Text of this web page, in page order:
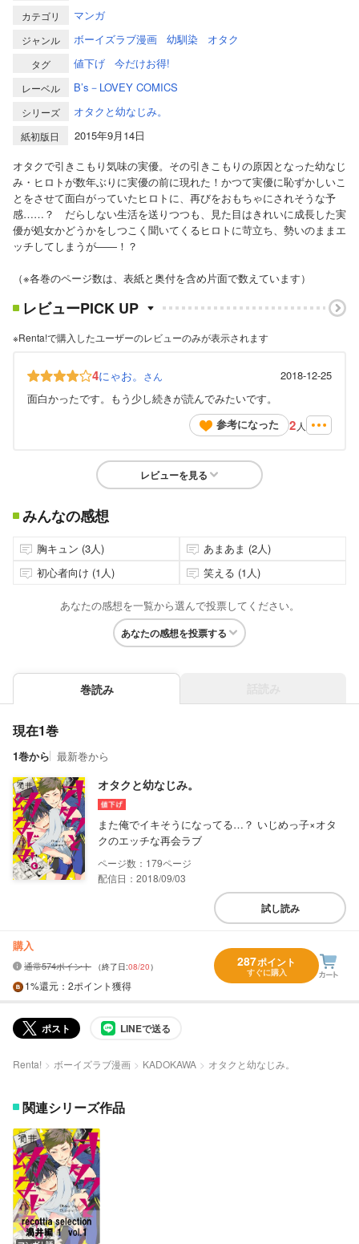
カテゴリ マンガ
ジャンル ボーイズラブ漫画 幼馴染 オタク
タグ 値下げ 今だけお得!
レーベル B’s－LOVEY COMICS
シリーズ オタクと幼なじみ。
紙初版日
2015年9月14日
オタクで引きこもり気味の実優。その引きこもりの原因となった幼なじ
み・ヒロトが数年ぶりに実優の前に現れた！かつて実優に恥ずかしいこ
とをさせて面白がっていたヒロトに、再びをおもちゃにされそうな予
感……？ だらしない生活を送りつつも、見た目はきれいに成長した実
優が処女かどうかをしつこく聞いてくるヒロトに苛立ち、勢いのままエ
ッチしてしまうが――！？
（※各巻のページ数は、表紙と奥付を含め片面で数えています）
レビューPICK UP
※Renta!で購入したユーザーのレビューのみが表示されます
4にゃお。 さん
2018-12-25
面白かったです。もう少し続きが読んでみたいです。
参考になった
2 人
レビューを見る
みんなの感想
胸キュン (3人)
あまあま (2人)
初心者向け (1人)
笑える (1人)
あなたの感想を一覧から選んで投票してください。
あなたの感想を投票する
巻読み
現在1巻
1巻から 最新巻から
オタクと幼なじみ。
また俺でイキそうになってる…？ いじめっ子×オタ
クのエッチな再会ラブ
179
配信日：2018/09/03
試し読み
購入
通常574ポイント （終了日:08/20）
1%還元 ：2ポイント獲得
287ポイント
すぐに購入
ポスト LINEで送る
Renta! ボーイズラブ漫画 KADOKAWA オタクと幼なじみ。
関連シリーズ作品